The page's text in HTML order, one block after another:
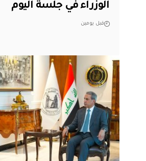
الوزراء في جلسة اليوم
قبل يومين